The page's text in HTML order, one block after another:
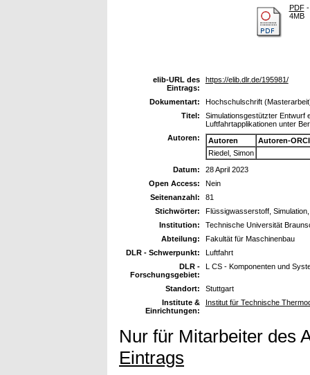
PDF-
4MB
elib-URL des
Eintrags:
https://elib.dlr.de/195981/
Dokumentart:
Hochschulschrift
Titel:
Simulationsgestützter Entwurf
Luftfahrtapplikationen unter
Autoren:
Autoren
Autoren-
Riedel, Simon
Datum:
28 April 2023
Open Access:
Nein
Seitenanzahl:
81
Stichwörter:
Flüssigwasserstoff,
Institution:
Technische Universität
Abteilung:
Fakultät für Maschinenbau
DLR - Schwerpunkt:
Luftfahrt
DLR -
Forschungsgebiet:
L CS - Komponenten und
Standort:
Stuttgart
Institute &
Einrichtungen:
Institut für Technische
Nur für Mitarbeiter des
Eintrags